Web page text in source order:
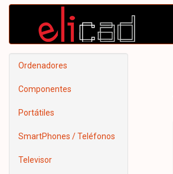
Ordenadores
Componentes
Portátiles
SmartPhones / Teléfonos
Televisor